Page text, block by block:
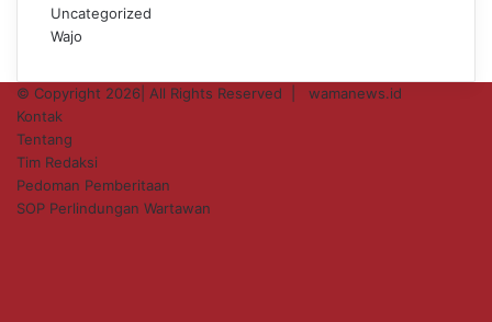
Uncategorized
Wajo
© Copyright 2026| All Rights Reserved |
wamanews.id
Kontak
Tentang
Tim Redaksi
Pedoman Pemberitaan
SOP Perlindungan Wartawan